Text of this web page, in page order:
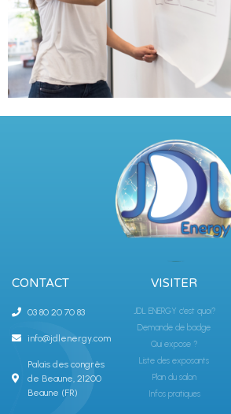
CONTACT
03 80 20 70 83
info@jdlenergy.com
Palais des congrès
de Beaune, 21200
Beaune (FR)
VISITER
JDL ENERGY c'est quoi?
Demande de badge
Qui expose ?
Liste des exposants
Plan du salon
Infos pratiques